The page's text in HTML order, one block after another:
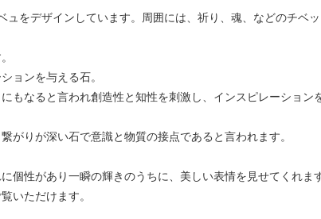
をデザインしています。周囲には、祈り、魂、などのチベッ
ョンを与える石。
もなると言われ創造性と知性を刺激し、インスピレーション
がりが深い石で意識と物質の接点であると言われます。
個性があり一瞬の輝きのうちに、美しい表情を見せてくれます
いただけます。